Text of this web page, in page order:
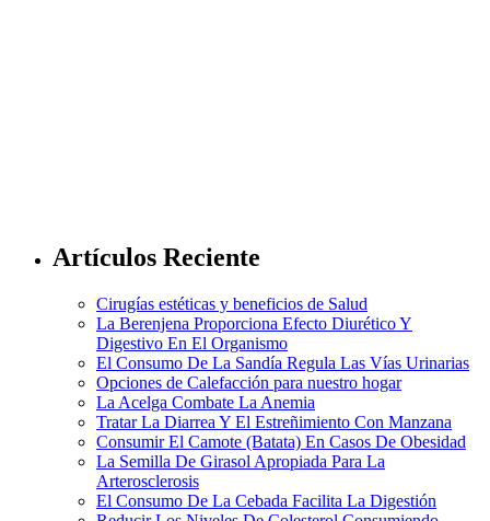
Artículos Reciente
Cirugías estéticas y beneficios de Salud
La Berenjena Proporciona Efecto Diurético Y
Digestivo En El Organismo
El Consumo De La Sandía Regula Las Vías Urinarias
Opciones de Calefacción para nuestro hogar
La Acelga Combate La Anemia
Tratar La Diarrea Y El Estreñimiento Con Manzana
Consumir El Camote (Batata) En Casos De Obesidad
La Semilla De Girasol Apropiada Para La
Arterosclerosis
El Consumo De La Cebada Facilita La Digestión